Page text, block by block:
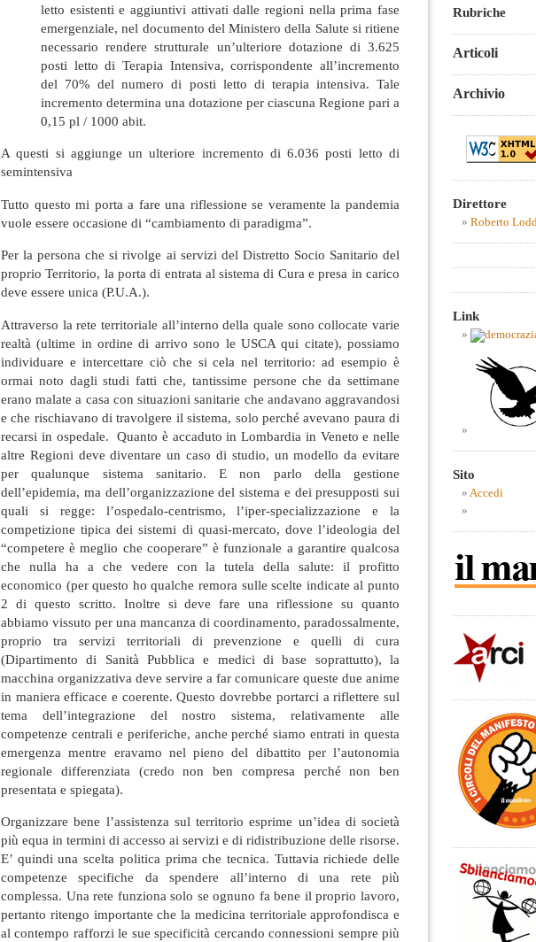
letto esistenti e aggiuntivi attivati dalle regioni nella prima fase
emergenziale, nel documento del Ministero della Salute si ritiene
necessario rendere strutturale un’ulteriore dotazione di 3.625
posti letto di Terapia Intensiva, corrispondente all’incremento
del 70% del numero di posti letto di terapia intensiva. Tale
incremento determina una dotazione per ciascuna Regione pari a
0,15 pl / 1000 abit.
A questi si aggiunge un ulteriore incremento di 6.036 posti letto di
semintensiva
Tutto questo mi porta a fare una riflessione se veramente la pandemia
vuole essere occasione di “cambiamento di paradigma”.
Per la persona che si rivolge ai servizi del Distretto Socio Sanitario del
proprio Territorio, la porta di entrata al sistema di Cura e presa in carico
deve essere unica (P.U.A.).
Attraverso la rete territoriale all’interno della quale sono collocate varie
realtà (ultime in ordine di arrivo sono le USCA qui citate), possiamo
individuare e intercettare ciò che si cela nel territorio: ad esempio è
ormai noto dagli studi fatti che, tantissime persone che da settimane
erano malate a casa con situazioni sanitarie che andavano aggravandosi
e che rischiavano di travolgere il sistema, solo perché avevano paura di
recarsi in ospedale. Quanto è accaduto in Lombardia in Veneto e nelle
altre Regioni deve diventare un caso di studio, un modello da evitare
per qualunque sistema sanitario. E non parlo della gestione
dell’epidemia, ma dell’organizzazione del sistema e dei presupposti sui
quali si regge: l’ospedalo-centrismo, l’iper-specializzazione e la
competizione tipica dei sistemi di quasi-mercato, dove l’ideologia del
“competere è meglio che cooperare” è funzionale a garantire qualcosa
che nulla ha a che vedere con la tutela della salute: il profitto
economico (per questo ho qualche remora sulle scelte indicate al punto
2 di questo scritto. Inoltre si deve fare una riflessione su quanto
abbiamo vissuto per una mancanza di coordinamento, paradossalmente,
proprio tra servizi territoriali di prevenzione e quelli di cura
(Dipartimento di Sanità Pubblica e medici di base soprattutto), la
macchina organizzativa deve servire a far comunicare queste due anime
in maniera efficace e coerente. Questo dovrebbe portarci a riflettere sul
tema dell’integrazione del nostro sistema, relativamente alle
competenze centrali e periferiche, anche perché siamo entrati in questa
emergenza mentre eravamo nel pieno del dibattito per l’autonomia
regionale differenziata (credo non ben compresa perché non ben
presentata e spiegata).
Organizzare bene l’assistenza sul territorio esprime un’idea di società
più equa in termini di accesso ai servizi e di ridistribuzione delle risorse.
E’ quindi una scelta politica prima che tecnica. Tuttavia richiede delle
competenze specifiche da spendere all’interno di una rete più
complessa. Una rete funziona solo se ognuno fa bene il proprio lavoro,
pertanto ritengo importante che la medicina territoriale approfondisca e
al contempo rafforzi le sue specificità cercando connessioni sempre più
Rubriche
Articoli
Archivio
Direttore
Roberto
Link
Sito
Accedi